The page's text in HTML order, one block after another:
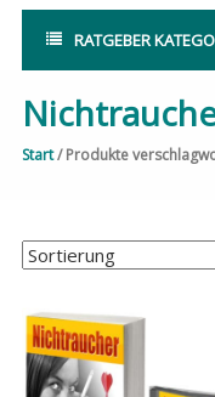
RATGEBER
Start/ Produkte